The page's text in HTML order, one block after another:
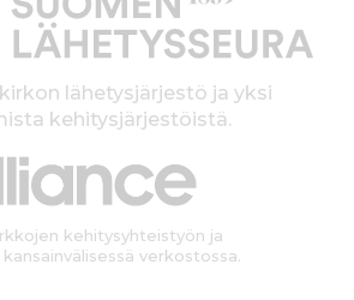
lähetysjärjestö ja yksi
kehitysjärjestöistä.
kehitysyhteistyön ja
verkostossa.